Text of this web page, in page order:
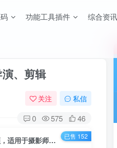
功能工具插件 综合资讯
、剪辑
关注 私信
0 575 46
【AI短视频制作】教你足不出户，AI帮你自动生成短视频，适用于摄影师、导演、剪辑 已售 152